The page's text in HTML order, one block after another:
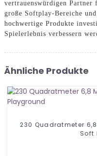
vertrauenswürdigen
große Softplay-Bereiche
hochwertige Produkte
Spielerlebnis verbessern
Ähnliche Produkte
230 Quadratmeter
Soft